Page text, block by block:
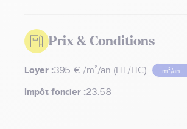
Prix & Conditions
Loyer :395 € /m²/an (HT/HC) m²/an
Impôt foncier :23.58